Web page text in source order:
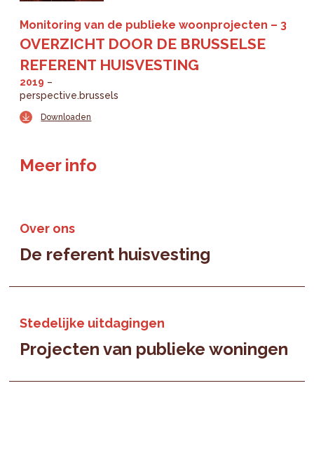
Monitoring van de publieke woonprojecten 3
OVERZICHT DOOR DE BRUSSELSE
REFERENT HUISVESTING
2019
perspective.brussels
Downloaden
Meer info
Over ons
De referent huisvesting
Stedelijke uitdagingen
Projecten van publieke woningen